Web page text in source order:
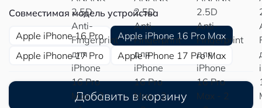
Совместимая модель устройства
Apple iPhone 16 Pro
Apple iPhone 16 Pro Max
Apple iPhone 17 Pro
Apple iPhone 17 Pro Max
Добавить в корзину